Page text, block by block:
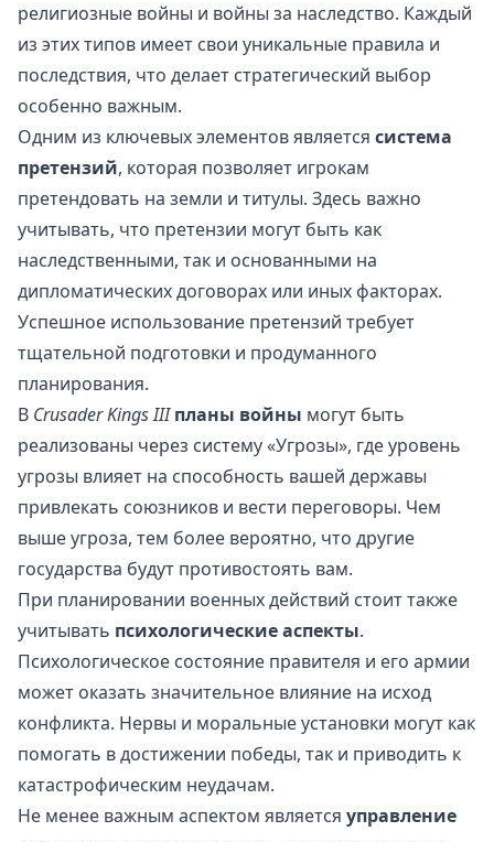
религиозные войны и войны за наследство. Каждый
из этих типов имеет свои уникальные правила и
последствия, что делает стратегический выбор
особенно важным.
Одним из ключевых элементов является система
претензий, которая позволяет игрокам
претендовать на земли и титулы. Здесь важно
учитывать, что претензии могут быть как
наследственными, так и основанными на
дипломатических договорах или иных факторах.
Успешное использование претензий требует
тщательной подготовки и продуманного
планирования.
В Crusader Kings III планы войны могут быть
реализованы через систему «Угрозы», где уровень
угрозы влияет на способность вашей державы
привлекать союзников и вести переговоры. Чем
выше угроза, тем более вероятно, что другие
государства будут противостоять вам.
При планировании военных действий стоит также
учитывать психологические аспекты.
Психологическое состояние правителя и его армии
может оказать значительное влияние на исход
конфликта. Нервы и моральные установки могут как
помогать в достижении победы, так и приводить к
катастрофическим неудачам.
Не менее важным аспектом является управление